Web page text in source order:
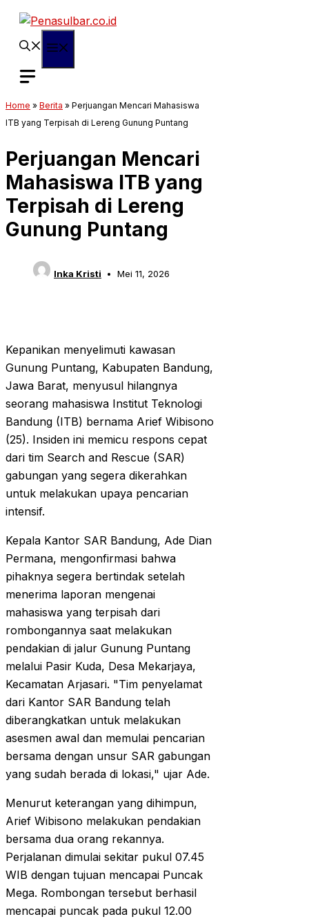
Langsung
Home » Berita » Perjuangan Mencari Mahasiswa
ITB yang Terpisah di Lereng Gunung Puntang
Perjuangan Mencari
Mahasiswa ITB yang
Terpisah di Lereng
Gunung Puntang
Inka Kristi Mei 11, 2026
Kepanikan menyelimuti kawasan
Gunung Puntang, Kabupaten Bandung,
Jawa Barat, menyusul hilangnya
seorang mahasiswa Institut Teknologi
Bandung (ITB) bernama Arief Wibisono
(25). Insiden ini memicu respons cepat
dari tim Search and Rescue (SAR)
gabungan yang segera dikerahkan
untuk melakukan upaya pencarian
intensif.
Kepala Kantor SAR Bandung, Ade Dian
Permana, mengonfirmasi bahwa
pihaknya segera bertindak setelah
menerima laporan mengenai
mahasiswa yang terpisah dari
rombongannya saat melakukan
pendakian di jalur Gunung Puntang
melalui Pasir Kuda, Desa Mekarjaya,
Kecamatan Arjasari. "Tim penyelamat
dari Kantor SAR Bandung telah
diberangkatkan untuk melakukan
asesmen awal dan memulai pencarian
bersama dengan unsur SAR gabungan
yang sudah berada di lokasi," ujar Ade.
Menurut keterangan yang dihimpun,
Arief Wibisono melakukan pendakian
bersama dua orang rekannya.
Perjalanan dimulai sekitar pukul 07.45
WIB dengan tujuan mencapai Puncak
Mega. Rombongan tersebut berhasil
mencapai puncak pada pukul 12.00